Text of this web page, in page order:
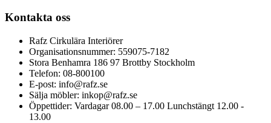
Kontakta oss
Rafz Cirkulära Interiörer
Organisationsnummer: 559075-7182
Stora Benhamra 186 97 Brottby Stockholm
Telefon: 08-800100
E-post: info@rafz.se
Sälja möbler: inkop@rafz.se
Öppettider: Vardagar 08.00 – 17.00 Lunchstängt 12.00 -
13.00